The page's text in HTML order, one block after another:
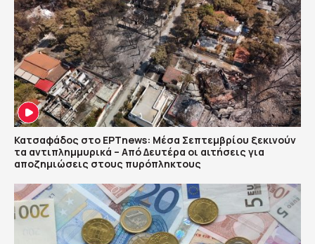
Κατσαφάδος στο ΕΡΤnews: Μέσα Σεπτεμβρίου ξεκινούν
τα αντιπλημμυρικά – Από Δευτέρα οι αιτήσεις για
αποζημιώσεις στους πυρόπληκτους